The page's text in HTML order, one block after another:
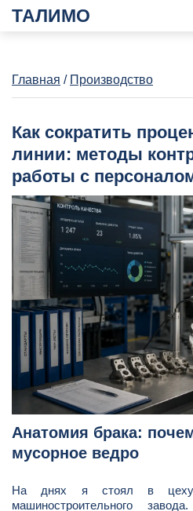
ТАЛИМО
Главная / Производство
Как сократить
линии: методы
работы с
Анатомия брака:
мусорное ведро
На днях я стоял в цеху
машиностроительного